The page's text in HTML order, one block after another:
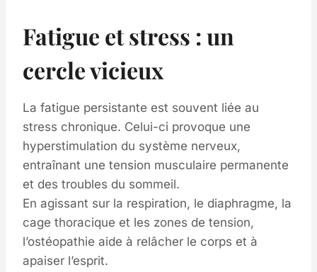
Fatigue et stress : un
cercle vicieux
La fatigue persistante est souvent liée au
stress chronique. Celui-ci provoque une
hyperstimulation du système nerveux,
entraînant une tension musculaire permanente
et des troubles du sommeil.
En agissant sur la respiration, le diaphragme, la
cage thoracique et les zones de tension,
l’ostéopathie aide à relâcher le corps et à
apaiser l’esprit.